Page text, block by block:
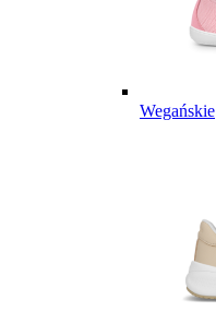
Wegańskie